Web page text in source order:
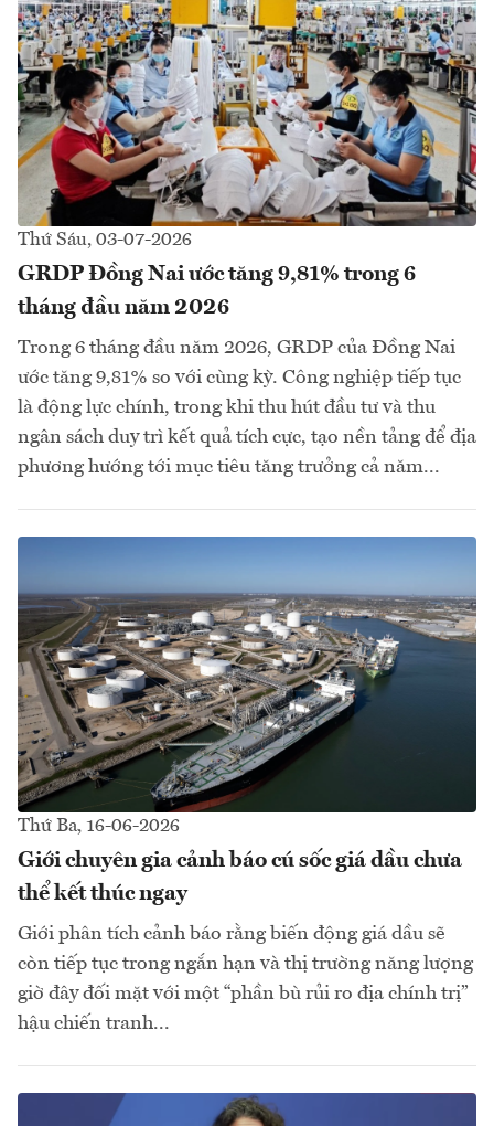
Thứ Sáu, 03-07-2026
GRDP Đồng Nai ước tăng 9,81% trong 6
tháng đầu năm 2026
Trong 6 tháng đầu năm 2026, GRDP của Đồng Nai
ước tăng 9,81% so với cùng kỳ. Công nghiệp tiếp tục
là động lực chính, trong khi thu hút đầu tư và thu
ngân sách duy trì kết quả tích cực, tạo nền tảng để địa
phương hướng tới mục tiêu tăng trưởng cả năm...
Thứ Ba, 16-06-2026
Giới chuyên gia cảnh báo cú sốc giá dầu chưa
thể kết thúc ngay
Giới phân tích cảnh báo rằng biến động giá dầu sẽ
còn tiếp tục trong ngắn hạn và thị trường năng lượng
giờ đây đối mặt với một “phần bù rủi ro địa chính trị”
hậu chiến tranh...